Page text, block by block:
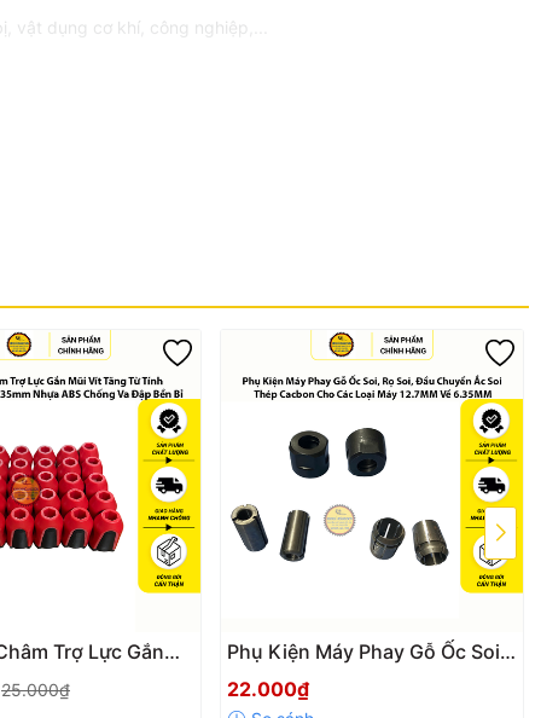
vật dụng cơ khí, công nghiệp,...
#6mm #dauchuyen6mm #dauchuyenkhoan #mangranhbetong
Trợ Lực Gắn
Từ Tính Đường
Nhựa ABS
25.000₫
Phụ Kiện Máy Phay Gỗ Ốc Soi,
Rọ Soi, Đầu Chuyển Ắc Soi
Thép Cacbon Cho Các Loại
22.000₫